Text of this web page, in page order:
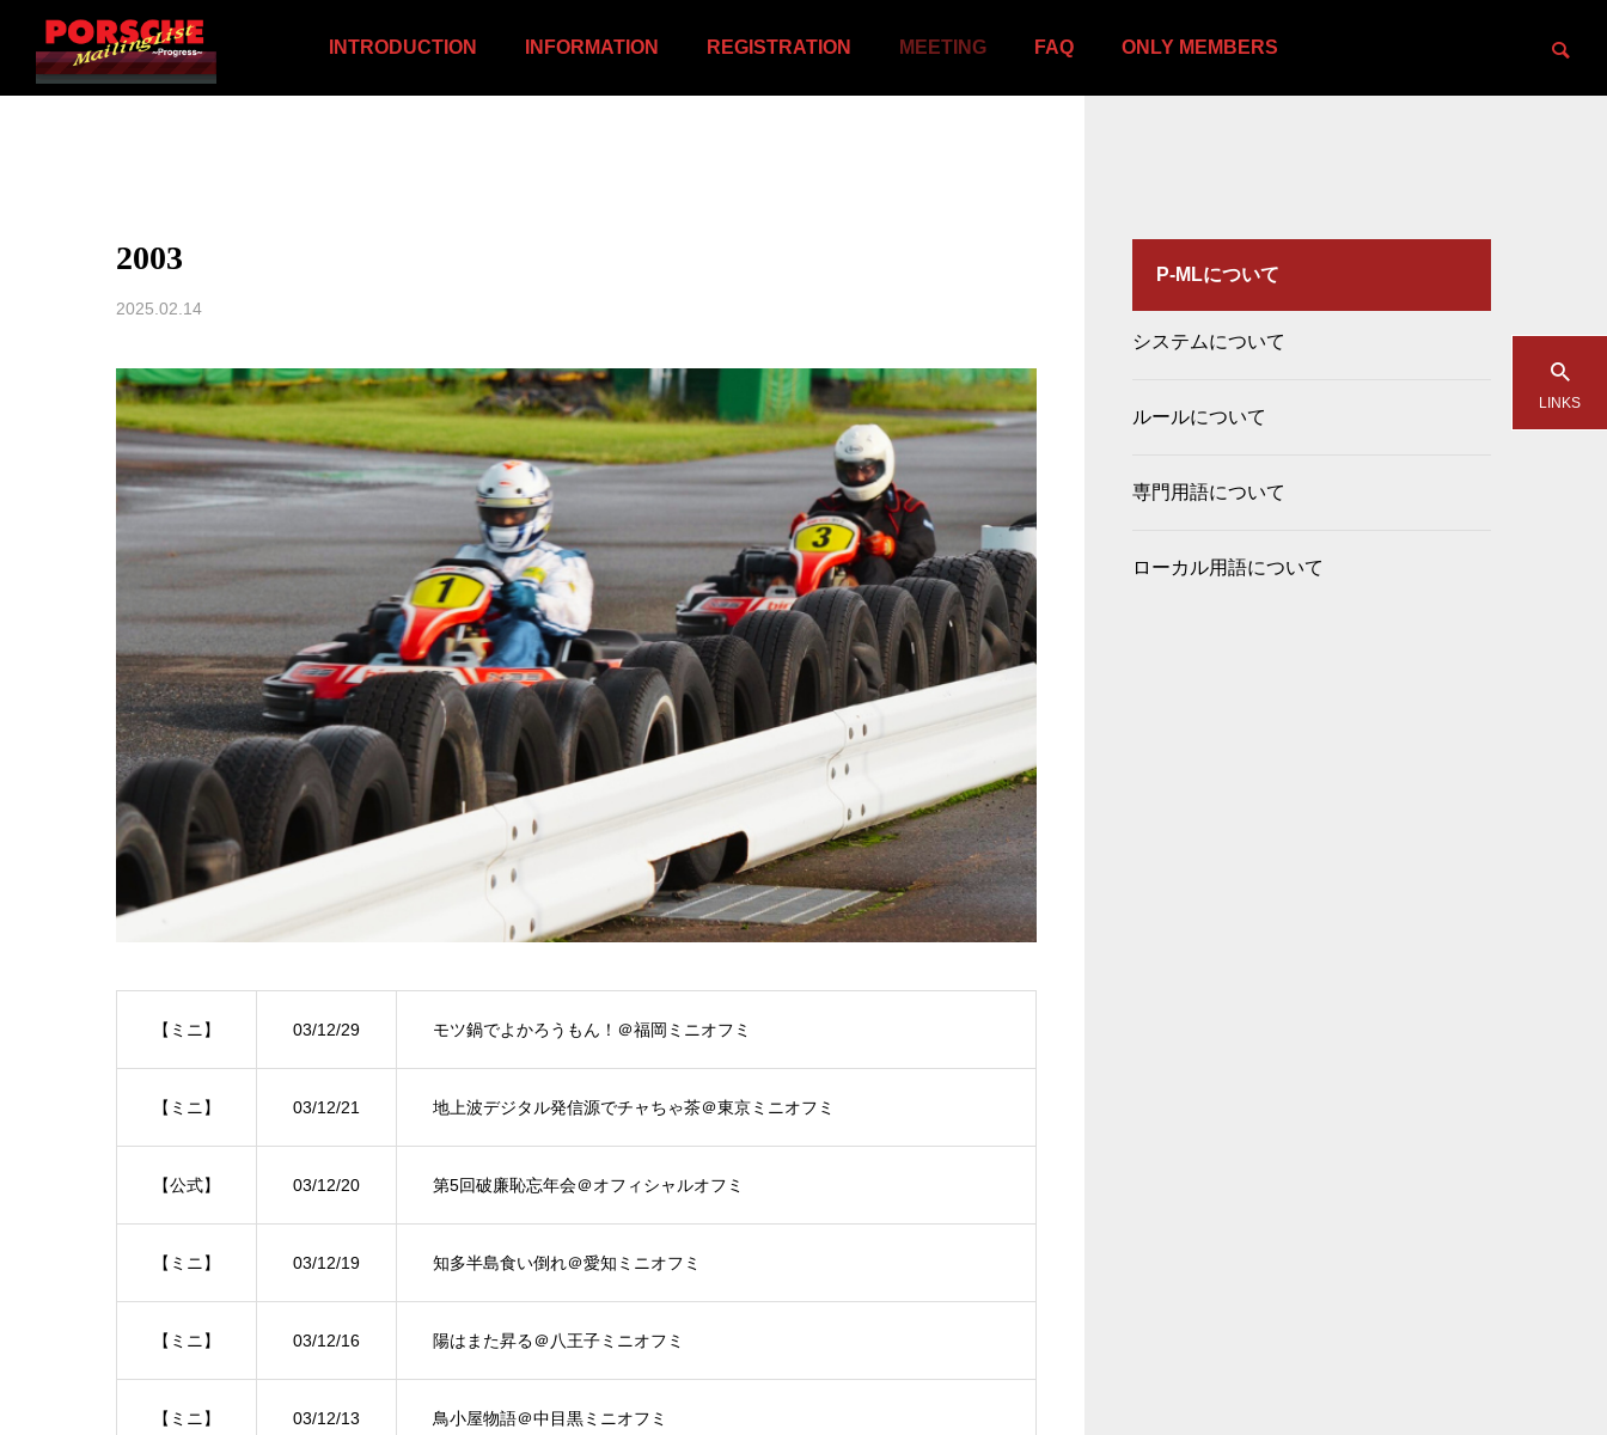
INTRODUCTION INFORMATION REGISTRATION MEETING FAQ ONLY MEMBERS
2003
2025.02.14
【ミニ】 03/12/29 モツ鍋でよかろうもん！＠福岡ミニオフミ
【ミニ】 03/12/21 地上波デジタル発信源でチャちゃ茶＠東京ミニオフミ
【公式】 03/12/20 第5回破廉恥忘年会＠オフィシャルオフミ
【ミニ】 03/12/19 知多半島食い倒れ＠愛知ミニオフミ
【ミニ】 03/12/16 陽はまた昇る＠八王子ミニオフミ
【ミニ】 03/12/13 鳥小屋物語＠中目黒ミニオフミ
P-MLについて
システムについて
ルールについて
専門用語について
ローカル用語について
LINKS